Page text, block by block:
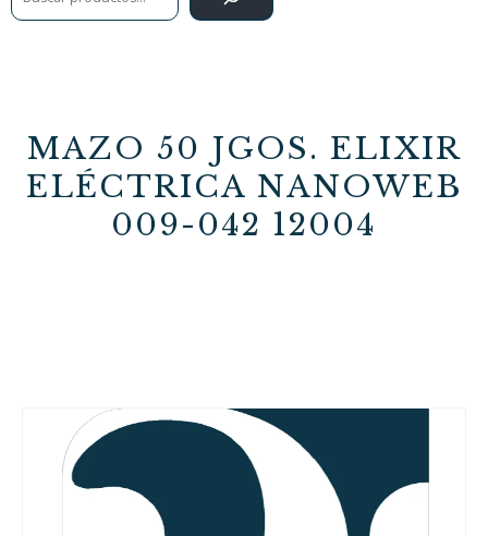
MAZO 50 JGOS. ELIXIR
ELÉCTRICA NANOWEB
009-042 12004